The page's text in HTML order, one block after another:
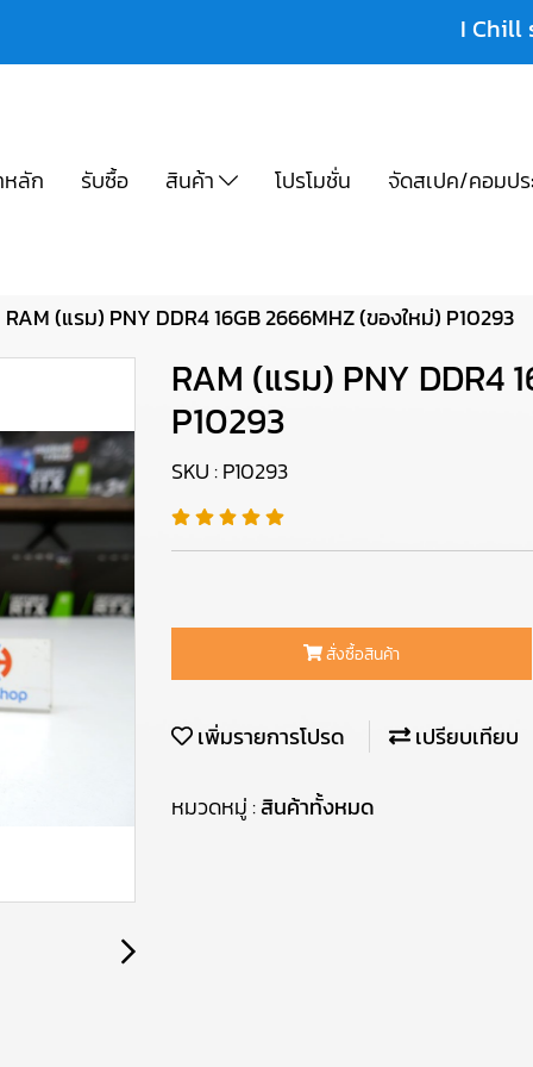
I Chill
หลัก รับซื้อ สินค้า โปรโมชั่น จัดสเปค/คอมป
RAM (แรม) PNY DDR4 16GB 2666MHZ (ของใหม่) P10293
RAM (แรม) PNY DDR4
P10293
SKU : P10293
สั่งซื้อสินค้า
เพิ่มรายการโปรด เปรียบเทียบ
หมวดหมู่ :สินค้าทั้งหมด